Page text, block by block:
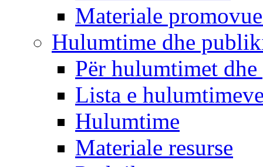
Materiale
Hulumtime dhe
Për hulumtimet
Lista e
Hulumtime
Materiale resurse